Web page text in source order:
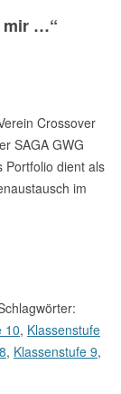
mir …“
Crossover
SAGA GWG
Portfolio dient als
im
10, Klassenstufe
, Klassenstufe 9,